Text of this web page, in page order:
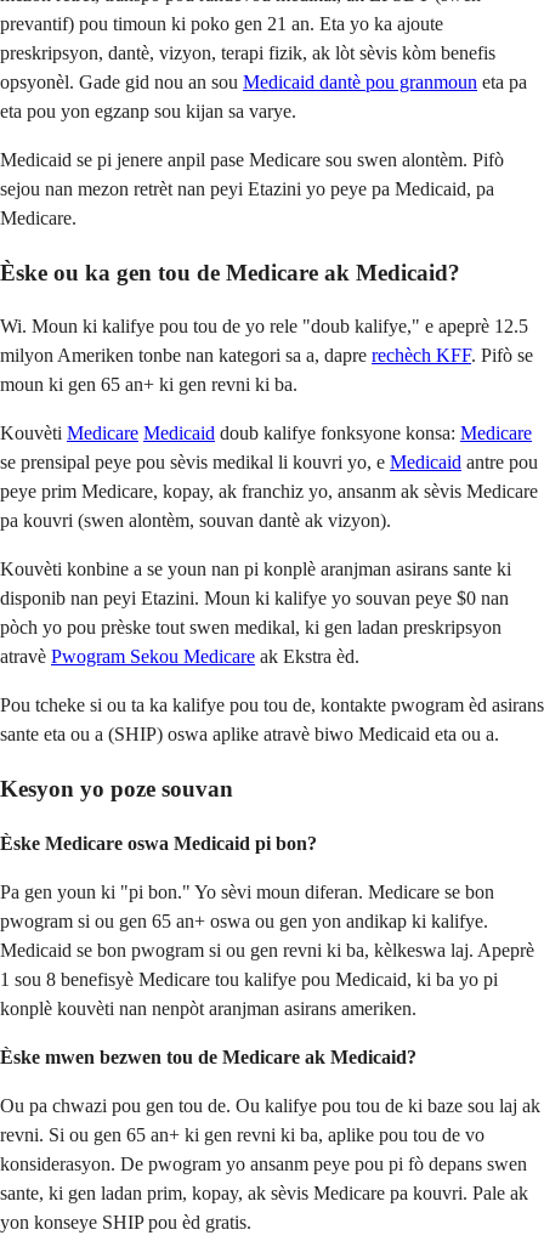
prevantif) pou timoun ki poko gen 21 an. Eta yo ka ajoute
preskripsyon, dantè, vizyon, terapi fizik, ak lòt sèvis kòm benefis
opsyonèl. Gade gid nou an sou Medicaid dantè pou granmoun eta pa
eta pou yon egzanp sou kijan sa varye.
Medicaid se pi jenere anpil pase Medicare sou swen alontèm. Pifò
sejou nan mezon retrèt nan peyi Etazini yo peye pa Medicaid, pa
Medicare.
Èske ou ka gen tou de Medicare ak Medicaid?
Wi. Moun ki kalifye pou tou de yo rele "doub kalifye," e apeprè 12.5
milyon Ameriken tonbe nan kategori sa a, dapre rechèch KFF. Pifò se
moun ki gen 65 an+ ki gen revni ki ba.
Kouvèti Medicare Medicaid doub kalifye fonksyone konsa: Medicare
se prensipal peye pou sèvis medikal li kouvri yo, e Medicaid antre pou
peye prim Medicare, kopay, ak franchiz yo, ansanm ak sèvis Medicare
pa kouvri (swen alontèm, souvan dantè ak vizyon).
Kouvèti konbine a se youn nan pi konplè aranjman asirans sante ki
disponib nan peyi Etazini. Moun ki kalifye yo souvan peye $0 nan
pòch yo pou prèske tout swen medikal, ki gen ladan preskripsyon
atravè Pwogram Sekou Medicare ak Ekstra èd.
Pou tcheke si ou ta ka kalifye pou tou de, kontakte pwogram èd asirans
sante eta ou a (SHIP) oswa aplike atravè biwo Medicaid eta ou a.
Kesyon yo poze souvan
Èske Medicare oswa Medicaid pi bon?
Pa gen youn ki "pi bon." Yo sèvi moun diferan. Medicare se bon
pwogram si ou gen 65 an+ oswa ou gen yon andikap ki kalifye.
Medicaid se bon pwogram si ou gen revni ki ba, kèlkeswa laj. Apeprè
1 sou 8 benefisyè Medicare tou kalifye pou Medicaid, ki ba yo pi
konplè kouvèti nan nenpòt aranjman asirans ameriken.
Èske mwen bezwen tou de Medicare ak Medicaid?
Ou pa chwazi pou gen tou de. Ou kalifye pou tou de ki baze sou laj ak
revni. Si ou gen 65 an+ ki gen revni ki ba, aplike pou tou de vo
konsiderasyon. De pwogram yo ansanm peye pou pi fò depans swen
sante, ki gen ladan prim, kopay, ak sèvis Medicare pa kouvri. Pale ak
yon konseye SHIP pou èd gratis.